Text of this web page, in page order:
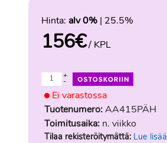
Hinta: alv 0% | 25.5%
156€/ KPL
-
+
Ei varastossa
Tuotenumero:AA415PÄH
Toimitusaika: n. viikko
Tilaa rekisteröitymättä: Lue lisää